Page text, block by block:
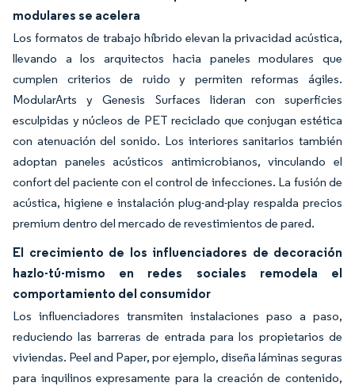
modulares se acelera
Los formatos de trabajo híbrido elevan la privacidad acústica,
llevando a los arquitectos hacia paneles modulares que
cumplen criterios de ruido y permiten reformas ágiles.
ModularArts y Genesis Surfaces lideran con superficies
esculpidas y núcleos de PET reciclado que conjugan estética
con atenuación del sonido. Los interiores sanitarios también
adoptan paneles acústicos antimicrobianos, vinculando el
confort del paciente con el control de infecciones. La fusión de
acústica, higiene e instalación plug-and-play respalda precios
premium dentro del mercado de revestimientos de pared.
El crecimiento de los influenciadores de decoración
hazlo-tú-mismo en redes sociales remodela el
comportamiento del consumidor
Los influenciadores transmiten instalaciones paso a paso,
reduciendo las barreras de entrada para los propietarios de
viviendas. Peel and Paper, por ejemplo, diseña láminas seguras
para inquilinos expresamente para la creación de contenido,